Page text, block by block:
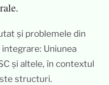
și problemele din
Uniunea
și altele, în contextul
structuri.